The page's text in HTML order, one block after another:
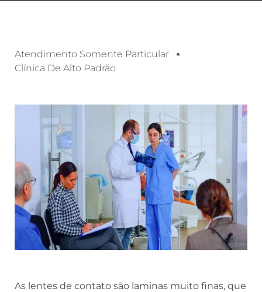
Atendimento Somente Particular
Clínica De Alto Padrão
As lentes de contato são laminas muito finas, que